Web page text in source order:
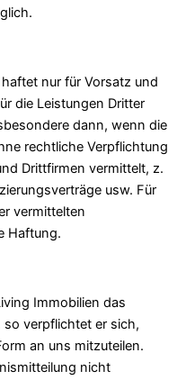
nur für Vorsatz und
die Leistungen Dritter
dann, wenn die
rechtliche Verpflichtung
Drittfirmen vermittelt, z.
usw. Für
vermittelten
Haftung.
Immobilien das
verpflichtet er sich,
an uns mitzuteilen.
nicht